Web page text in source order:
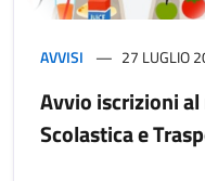
AVVISI 27 LUGLIO
Avvio iscrizioni
Scolastica e